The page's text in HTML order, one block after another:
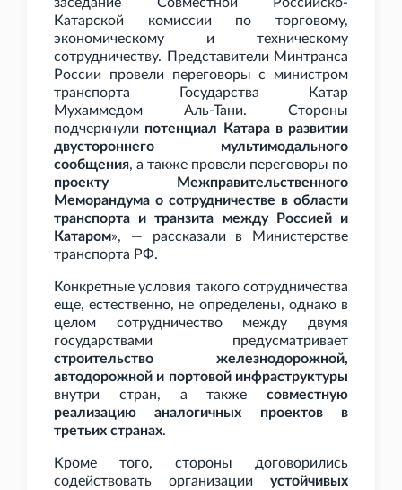
Катарской комиссии по торговому,
экономическому и техническому
сотрудничеству. Представители Минтранса
России провели переговоры с министром
транспорта Государства Катар
Мухаммедом Аль-Тани. Стороны
подчеркнули потенциал Катара в развитии
двустороннего мультимодального
сообщения, а также провели переговоры по
проекту Межправительственного
Меморандума о сотрудничестве в области
транспорта и транзита между Россией и
Катаром», — рассказали в Министерстве
транспорта РФ.
Конкретные условия такого сотрудничества
еще, естественно, не определены, однако в
целом сотрудничество между двумя
государствами предусматривает
строительство железнодорожной,
автодорожной и портовой инфраструктуры
внутри стран, а также совместную
реализацию аналогичных проектов в
третьих странах.
Кроме того, стороны договорились
содействовать организации устойчивых